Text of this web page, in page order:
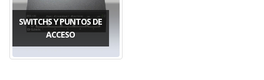
SWITCHS Y PUNTOS DE
ACCESO